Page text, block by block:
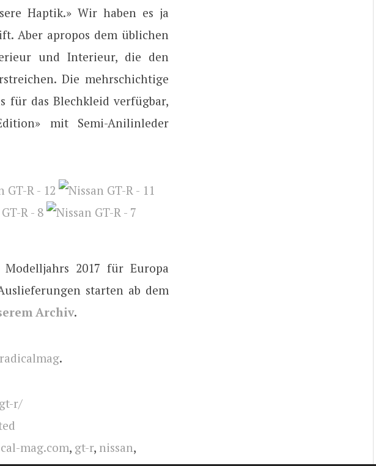
Haptik.» Wir haben es ja
Aber apropos dem üblichen
und Interieur, die den
Die mehrschichtige
für das Blechkleid verfügbar,
mit Semi-Anilinleder
2017 für Europa
starten ab dem
Archiv.
radicalmag.
r/
mag.com, gt-r, nissan,